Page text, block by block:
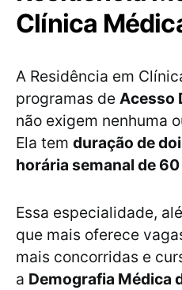
Clínica
A Residência em
programas de Acesso
não exigem nenhuma
Ela tem duração de
horária semanal de
Essa especialidade,
que mais oferece
mais concorridas e
a Demografia Médica